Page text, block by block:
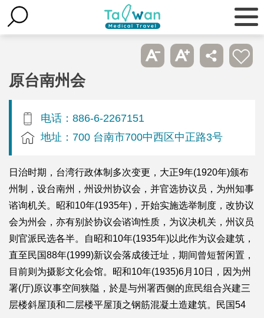
原台南州会
电话：886-6-2267151
地址：700 台南市700中西区中正路3号
日治时期，台湾行政体制多次变更，大正9年(1920年)颁布
州制，设台南州，州设州协议会，并官选协议员，为州知事
谘询机关。昭和10年(1935年)，开始实施选举制度，改协议
会为州会，亦有别於协议会谘询性质，为议决机关，州议员
则官派民选各半。自昭和10年(1935年)以此作为议会建筑，
直至民国88年(1999)新议会落成後迁址，期间曾短暂闲置，
目前则为摄影文化会馆。昭和10年(1935)6月10日，因为州
署(厅)原议事空间狭隘，於是与州署西侧的庶民组合兴建三
层楼斜屋顶和二层楼平屋顶之钢筋混凝土造建筑。民国54